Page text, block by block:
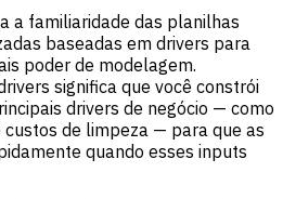
a familiaridade das planilhas
baseadas em drivers para
poder de modelagem.
significa que você constrói
drivers de negócio — como
custos de limpeza — para que as
quando esses inputs